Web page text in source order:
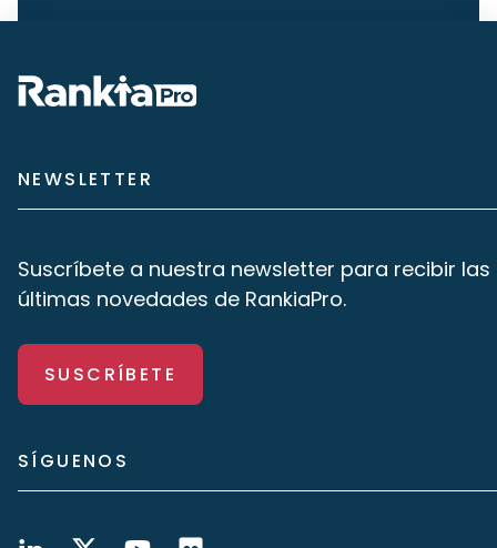
NEWSLETTER
Suscríbete a nuestra newsletter para recibir las
últimas novedades de RankiaPro.
SUSCRÍBETE
SÍGUENOS